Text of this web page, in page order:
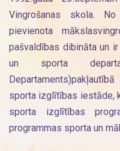
Vingrošanas skola.
pievienota
pašvaldības dibināta un
un sporta
sporta izglītības iestāde,
sporta izglītības
programmas sporta un